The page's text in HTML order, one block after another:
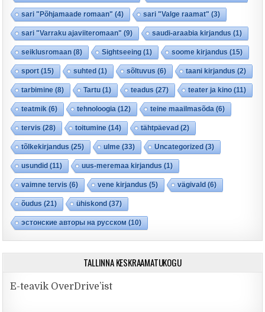
sari "Põhjamaade romaan" (4) sari "Valge raamat" (3)
sari "Varraku ajaviiteromaan" (9) saudi-araabia kirjandus (1)
seiklusromaan (8) Sightseeing (1) soome kirjandus (15)
sport(15) suhted (1) sõltuvus (6) taani kirjandus (2)
tarbimine (8) Tartu (1) teadus (27) teater ja kino (11)
teatmik (6) tehnoloogia (12) teine maailmasõda (6)
tervis (28) toitumine (14) tähtpäevad (2)
tõlkekirjandus (25) ulme (33) Uncategorized (3)
usundid (11) uus-meremaa kirjandus (1)
vaimne tervis (6) vene kirjandus (5) vägivald (6)
õudus (21) ühiskond (37)
эстонские авторы на русском (10)
TALLINNA KESKRAAMATUKOGU
E-teavik OverDrive’ist